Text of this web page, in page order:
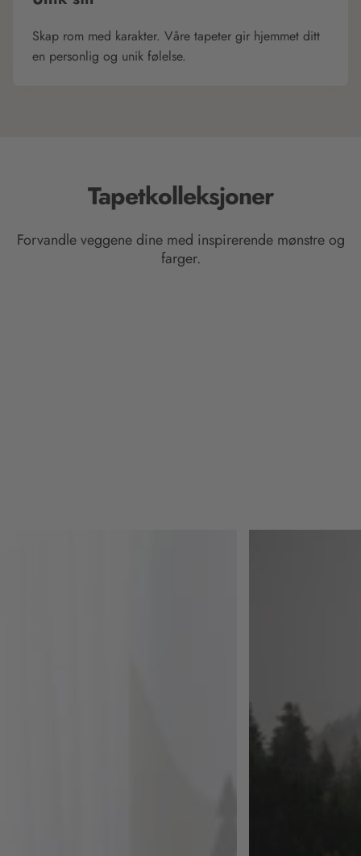
Skap rom med karakter. Våre tapeter gir hjemmet ditt
en personlig og unik følelse.
Tapetkolleksjoner
Forvandle veggene dine med inspirerende mønstre og
farger.